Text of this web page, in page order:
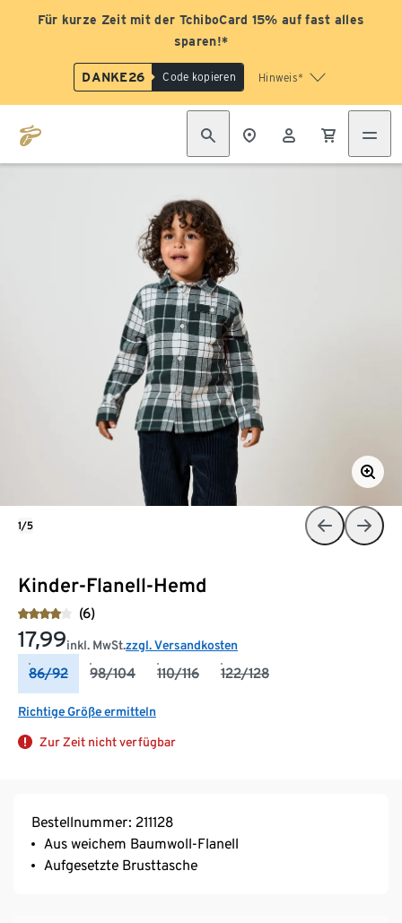
Für kurze Zeit mit der TchiboCard 15% auf fast alles
sparen!*
DANKE26 Code kopieren Hinweis*
Kinder-Flanell-Hemd
(6)
17,99inkl. MwSt.zzgl. Versandkosten
86/92 98/104 110/116 122/128
Richtige Größe ermitteln
Zur Zeit nicht verfügbar
1/5
Bestellnummer: 211128
Aus weichem Baumwoll-Flanell
Aufgesetzte Brusttasche